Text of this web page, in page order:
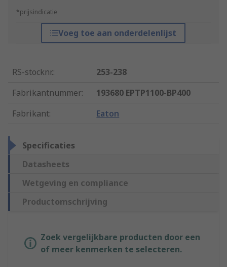
*prijsindicatie
Voeg toe aan onderdelenlijst
RS-stocknr.:
253-238
Fabrikantnummer:
193680 EPTP1100-BP400
Fabrikant: Eaton
Specificaties
Datasheets
Wetgeving en compliance
Productomschrijving
Zoek vergelijkbare producten door een
of meer kenmerken te selecteren.